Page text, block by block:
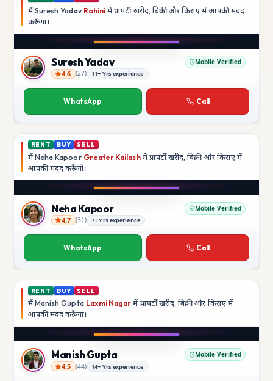
मैं Suresh Yadav Rohini में प्रापर्टी खरीद, बिक्री और किराए में आपकी मदद
करूँगा।
Suresh Yadav
Suresh Yadav Mobile Verified
4.6 (27) 11+ Yrs experience
WhatsApp Call
RENT BUY SELL
मैं Neha Kapoor Greater Kailashमें प्रापर्टी खरीद, बिक्री और किराए में
आपकी मददकरूँगी।
Neha Kapoor
Neha Kapoor Mobile Verified
4.7 (31) 7+ Yrs experience
WhatsApp Call
RENT BUY SELL
मैं Manish Gupta Laxmi Nagar में प्रापर्टी खरीद, बिक्री और किराए में
आपकी मददकरूँगा।
Manish Gupta Mobile Verified
4.5 (44) 14+ Yrs experience